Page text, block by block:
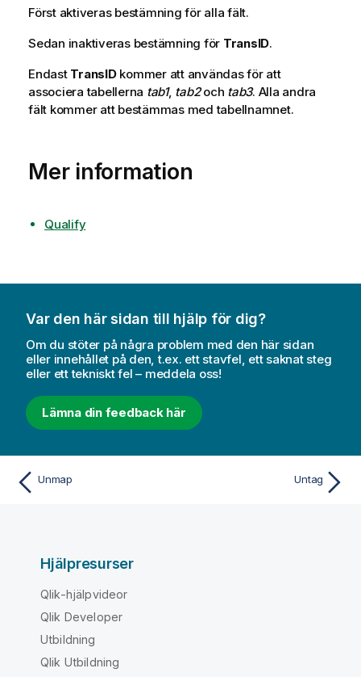
Först aktiveras bestämning för alla fält.
Sedan inaktiveras bestämning för TransID.
Endast TransIDkommer att användas för att
associera tabellerna tab1, tab2och tab3. Alla andra
fält kommer att bestämmas med tabellnamnet.
Mer information
Qualify
Var den här sidan till hjälp för dig?
Om du stöter på några problem med den här sidan
eller innehållet på den, t.ex. ett stavfel, ett saknat steg
eller ett tekniskt fel – meddela oss!
Lämna din feedback här
Unmap Untag
Hjälpresurser
Qlik-hjälpvideor
Qlik Developer
Utbildning
Qlik Utbildning